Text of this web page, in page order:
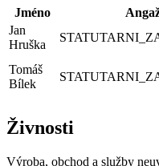
Jméno
Jan
Hruška
Tomáš
Bílek
Živnosti
Výroba, obchod a služby